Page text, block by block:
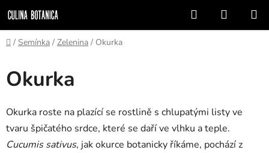
na
obsah
Hľadať
KOŠÍK
Domov
/ Semínka / Zelenina / Okurka
Okurka
Okurka roste na plazící se rostlině s chlupatými listy ve
tvaru špičatého srdce, které se daří ve vlhku a teple.
Cucumis sativus, jak okurce botanicky říkáme, pochází z